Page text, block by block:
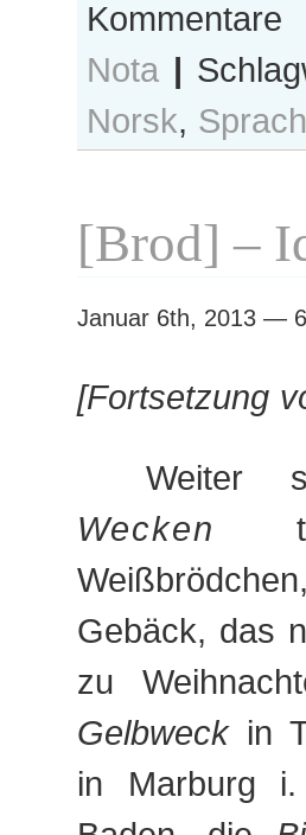
Kommentare
Nota |
Norsk,
[Brod] –
Januar 6th, 2013 —
[Fortsetzung
Weiter
Wecken
Gebäck, das
zu
Gelbweckin
in Marburg